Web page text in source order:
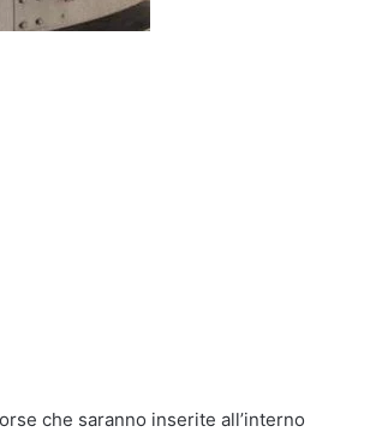
che saranno inserite all’interno